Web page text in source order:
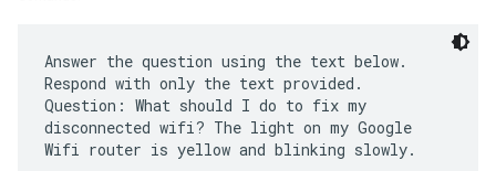
Answer the question using the text below.
Respond with only the text provided.
Question: What should I do to fix my
disconnected wifi? The light on my Google
Wifi router is yellow and blinking slowly.